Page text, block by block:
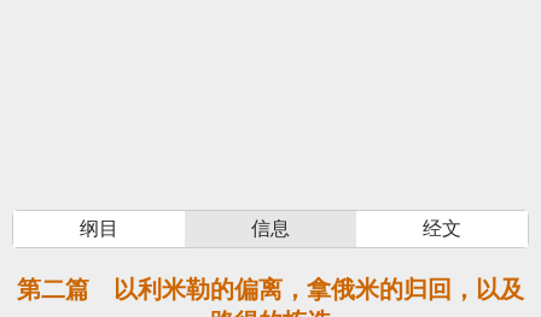
纲目 信息 经文
第二篇 以利米勒的偏离，拿俄米的归回，以及